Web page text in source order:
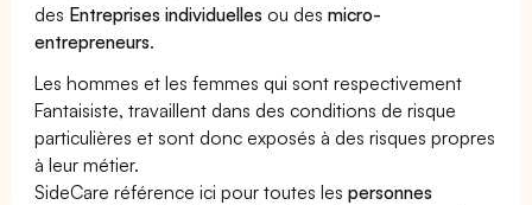
des Entreprises individuelles ou desmicro-
entrepreneurs.
Les hommes et les femmes qui sont respectivement
Fantaisiste, travaillent dans des conditions de risque
particulières et sont donc exposés à des risques propres
à leur métier.
SideCare référence ici pour toutes lespersonnes